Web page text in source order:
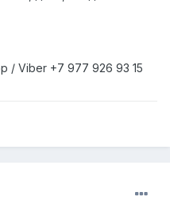
/ Viber +7 977 926 93 15